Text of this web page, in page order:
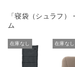
「寝袋（シュラフ
ム
在庫なし 在庫なし